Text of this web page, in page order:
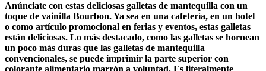
Anúnciate con estas deliciosas galletas de mantequilla con un
toque de vainilla Bourbon. Ya sea en una cafetería, en un hotel
o como artículo promocional en ferias y eventos, estas galletas
están deliciosas. Lo más destacado, como las galletas se hornean
un poco más duras que las galletas de mantequilla
convencionales, se puede imprimir la parte superior con